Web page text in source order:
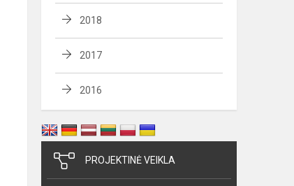
2018
2017
2016
PROJEKTINĖ VEIKLA